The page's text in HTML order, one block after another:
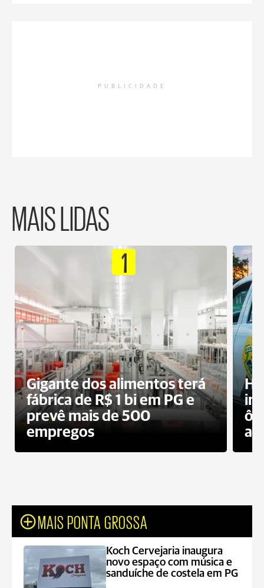
PUBLICIDADE
MAIS LIDAS
1
Gigante dos alimentos terá
fábrica de R$ 1 bi em PG e
prevê mais de 500
empregos
MAIS PONTA GROSSA
Koch Cervejaria inaugura
novo espaço com música e
sanduíche de costela em PG